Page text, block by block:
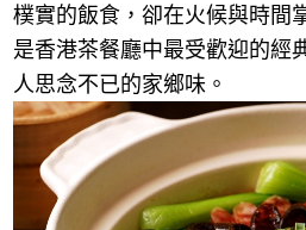
樸實的飯食，卻在火候與時間
是香港茶餐廳中最受歡迎的經
人思念不已的家鄉味。